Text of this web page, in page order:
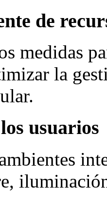
de
medidas
la
usuarios